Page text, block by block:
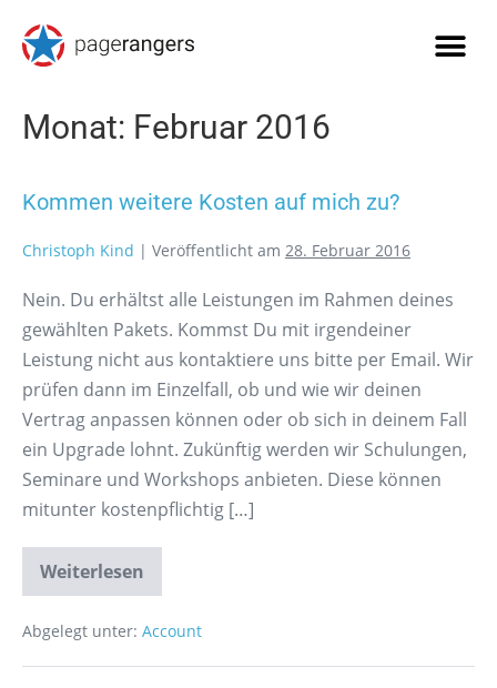
Monat: Februar 2016
Kommen weitere Kosten auf mich zu?
Christoph Kind | Veröffentlicht am 28. Februar 2016
Nein. Du erhältst alle Leistungen im Rahmen deines
gewählten Pakets. Kommst Du mit irgendeiner
Leistung nicht aus kontaktiere uns bitte per Email. Wir
prüfen dann im Einzelfall, ob und wie wir deinen
Vertrag anpassen können oder ob sich in deinem Fall
ein Upgrade lohnt. Zukünftig werden wir Schulungen,
Seminare und Workshops anbieten. Diese können
mitunter kostenpflichtig […]
Weiterlesen
Abgelegt unter: Account